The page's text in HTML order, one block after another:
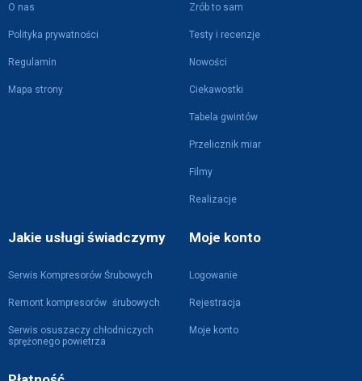
O nas
Polityka prywatności
Regulamin
Mapa strony
Zrób to sam
Testy i recenzje
Nowości
Ciekawostki
Tabela gwintów
Przelicznik miar
Filmy
Realizacje
Jakie usługi świadczymy
Serwis Kompresorów Śrubowych
Remont kompresorów śrubowych
Serwis osuszaczy chłodniczych
sprężonego powietrza
Moje konto
Logowanie
Rejestracja
Moje konto